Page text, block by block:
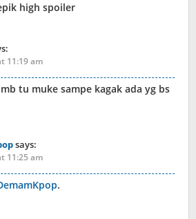
high spoiler
11:19 am
tu muke sampe kagak ada yg bs
says:
11:25 am
.